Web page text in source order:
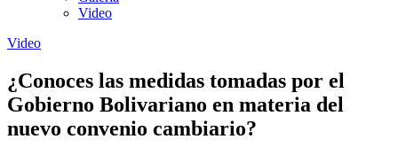
Video
Video
¿Conoces las medidas tomadas por el
Gobierno Bolivariano en materia del
nuevo convenio cambiario?